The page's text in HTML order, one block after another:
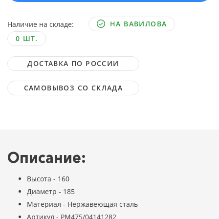
Наличие на складе:
НА ВАВИЛОВА
0 ШТ.
ДОСТАВКА ПО РОССИИ
САМОВЫВОЗ СО СКЛАДА
Описание:
Высота - 160
Диаметр - 185
Материал - Нержавеющая сталь
Артикул - PM475/04141282